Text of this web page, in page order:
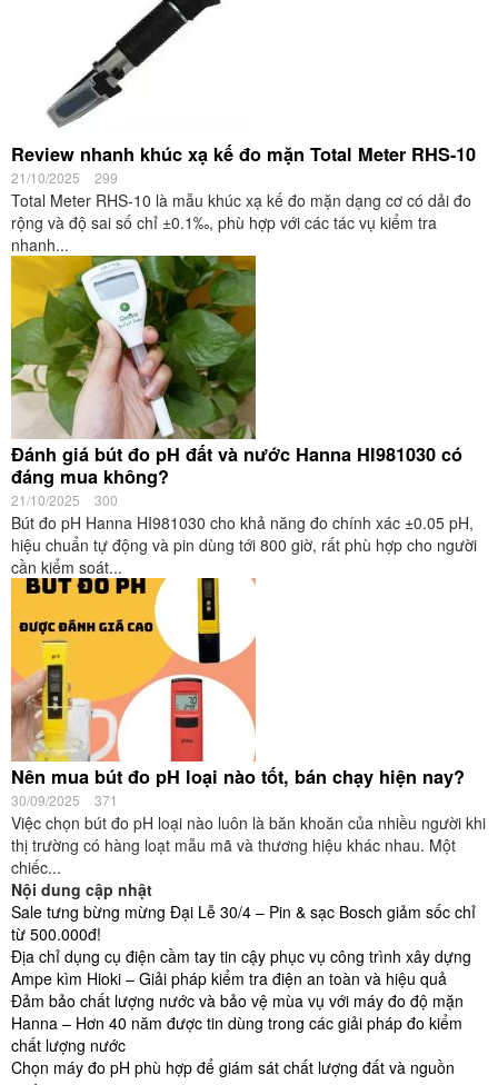
Review nhanh khúc xạ kế đo mặn Total Meter RHS-10
21/10/2025 299
Total Meter RHS-10 là mẫu khúc xạ kế đo mặn dạng cơ có dải đo
rộng và độ sai số chỉ ±0.1‰, phù hợp với các tác vụ kiểm tra
nhanh...
Đánh giá bút đo pH đất và nước Hanna HI981030 có
đáng mua không?
21/10/2025 300
Bút đo pH Hanna HI981030 cho khả năng đo chính xác ±0.05 pH,
hiệu chuẩn tự động và pin dùng tới 800 giờ, rất phù hợp cho người
cần kiểm soát...
Nên mua bút đo pH loại nào tốt, bán chạy hiện nay?
30/09/2025 371
Việc chọn bút đo pH loại nào luôn là băn khoăn của nhiều người khi
thị trường có hàng loạt mẫu mã và thương hiệu khác nhau. Một
chiếc...
Nội dung cập nhật
Sale tưng bừng mừng Đại Lễ 30/4 – Pin & sạc Bosch giảm sốc chỉ
từ 500.000đ!
Địa chỉ dụng cụ điện cầm tay tin cậy phục vụ công trình xây dựng
Ampe kìm Hioki – Giải pháp kiểm tra điện an toàn và hiệu quả
Đảm bảo chất lượng nước và bảo vệ mùa vụ với máy đo độ mặn
Hanna – Hơn 40 năm được tin dùng trong các giải pháp đo kiểm
chất lượng nước
Chọn máy đo pH phù hợp để giám sát chất lượng đất và nguồn